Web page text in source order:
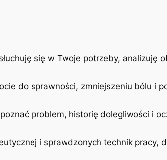
się w Twoje potrzeby, analizuję
do sprawności, zmniejszeniu bólu i
problem, historię dolegliwości i
i sprawdzonych technik pracy,